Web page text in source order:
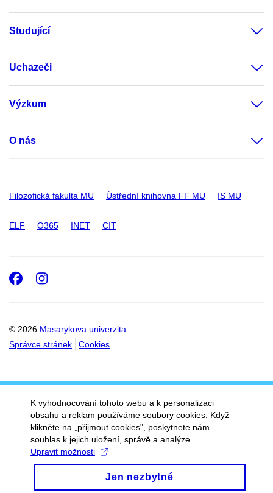
Studující
Uchazeči
Výzkum
O nás
Filozofická fakulta MU Ústřední knihovna FF MU IS MU
ELF O365 INET CIT
© 2026 Masarykova univerzita
Správce stránek
Cookies
Facebook
Instagram
K vyhodnocování tohoto webu a k personalizaci
obsahu a reklam používáme soubory cookies. Když
klikněte na „přijmout cookies", poskytnete nám
souhlas k jejich uložení, správě a analýze.
Upravit možnosti
Jen nezbytné